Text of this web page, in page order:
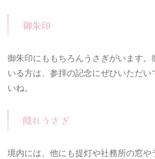
御朱印
御朱印にももちろんうさぎがいます。
いる方は、参拝の記念にぜひいただい
いね。
隠れうさぎ
境内には、他にも提灯や社務所の窓や